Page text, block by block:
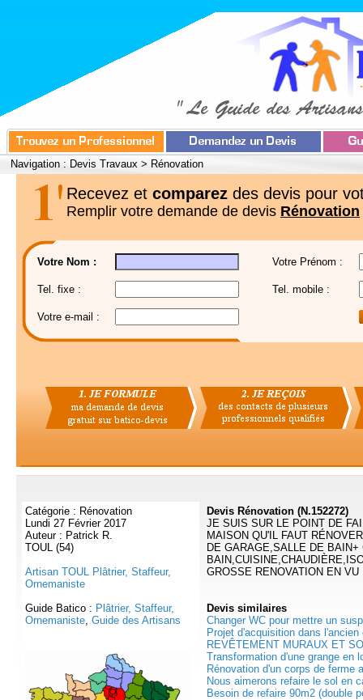
Navigation : Devis Travaux > Rénovation
Recevez et comparez des devis pour
Remplir votre demande de devis Rénovation
Votre Nom : Votre Prénom :
Tel. fixe : Tel. mobile :
Votre e-mail :
Catégorie : Rénovation
Lundi 27 Février 2017
Auteur : Patrick R.
TOUL (54)
Artisan TOUL Plâtrier, Staffeur,
Ornemaniste
Guide Batico : Plâtrier, Staffeur,
Ornemaniste, Guide des Artisans
Devis Rénovation (N.152272)
JE SUIS SUR LE POINT DE
MAISON QU'IL FAUT
DE GARAGE,SALLE DE
GROSSE RENOVATION EN VU
Devis similaires
Changer WC pour mettre un
Projet d'acquisition dans
REVÊTEMENT MURAUX ET
Transformation d'une grange en
Rénovation d'un corps de ferme
Nous aimerons refaire le sol en
Besoin de refaire 90m2 (double